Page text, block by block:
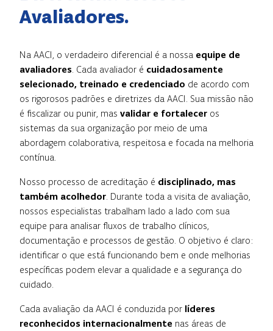
Avaliadores.
Na AACI, o verdadeiro diferencial é a nossa equipe de
avaliadores. Cada avaliador é cuidadosamente
selecionado, treinado e credenciado de acordo com
os rigorosos padrões e diretrizes da AACI. Sua missão não
é fiscalizar ou punir, mas validar e fortalecer os
sistemas da sua organização por meio de uma
abordagem colaborativa, respeitosa e focada na melhoria
contínua.
Nosso processo de acreditação é disciplinado, mas
também acolhedor. Durante toda a visita de avaliação,
nossos especialistas trabalham lado a lado com sua
equipe para analisar fluxos de trabalho clínicos,
documentação e processos de gestão. O objetivo é claro:
identificar o que está funcionando bem e onde melhorias
específicas podem elevar a qualidade e a segurança do
cuidado.
Cada avaliação da AACI é conduzida por líderes
reconhecidos internacionalmente nas áreas de